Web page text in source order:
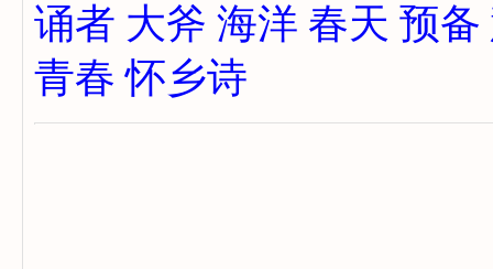
诵者 大斧 海洋 春天 预备
青春 怀乡诗